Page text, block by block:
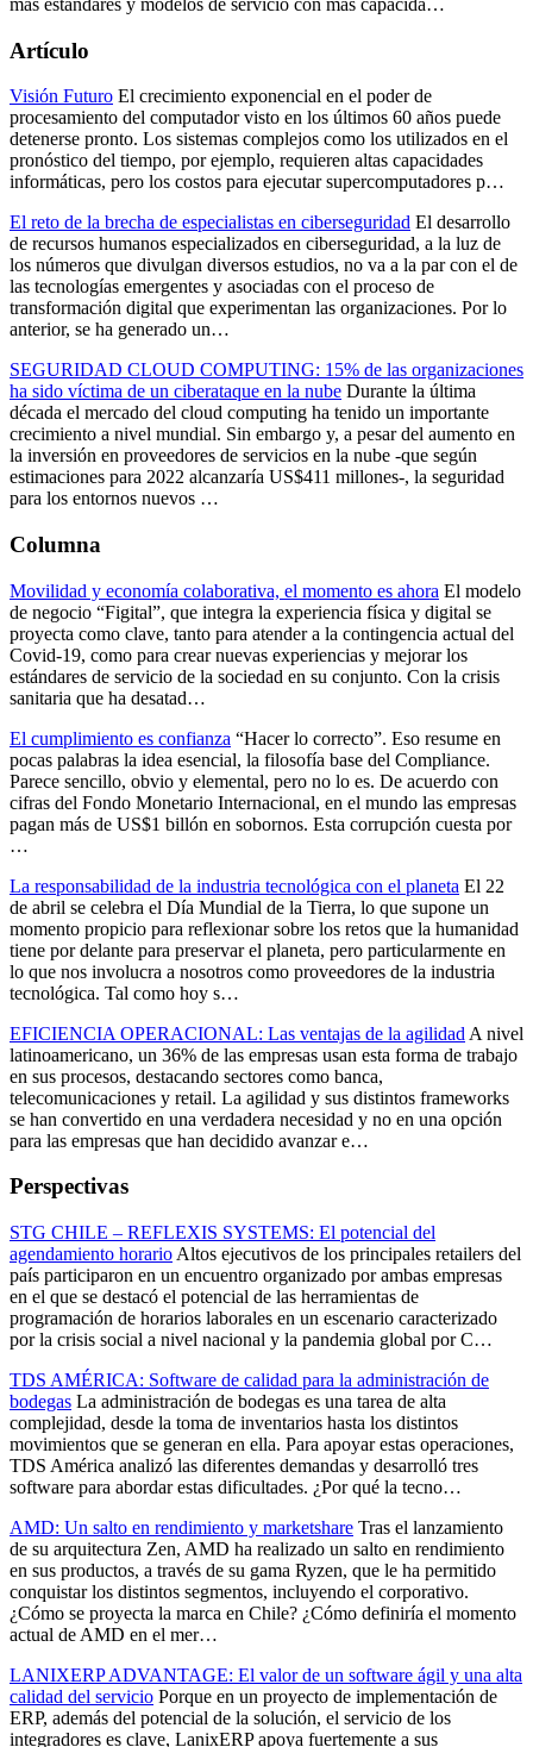
Artículo
Visión Futuro El crecimiento exponencial en el poder de
procesamiento del computador visto en los últimos 60 años puede
detenerse pronto. Los sistemas complejos como los utilizados en el
pronóstico del tiempo, por ejemplo, requieren altas capacidades
informáticas, pero los costos para ejecutar supercomputadores p…
El reto de la brecha de especialistas en ciberseguridad El desarrollo
de recursos humanos especializados en ciberseguridad, a la luz de
los números que divulgan diversos estudios, no va a la par con el de
las tecnologías emergentes y asociadas con el proceso de
transformación digital que experimentan las organizaciones. Por lo
anterior, se ha generado un…
SEGURIDAD CLOUD COMPUTING: 15% de las organizaciones
ha sido víctima de un ciberataque en la nube Durante la última
década el mercado del cloud computing ha tenido un importante
crecimiento a nivel mundial. Sin embargo y, a pesar del aumento en
la inversión en proveedores de servicios en la nube -que según
estimaciones para 2022 alcanzaría US$411 millones-, la seguridad
para los entornos nuevos …
Columna
Movilidad y economía colaborativa, el momento es ahora El modelo
de negocio “Figital”, que integra la experiencia física y digital se
proyecta como clave, tanto para atender a la contingencia actual del
Covid-19, como para crear nuevas experiencias y mejorar los
estándares de servicio de la sociedad en su conjunto. Con la crisis
sanitaria que ha desatad…
El cumplimiento es confianza “Hacer lo correcto”. Eso resume en
pocas palabras la idea esencial, la filosofía base del Compliance.
Parece sencillo, obvio y elemental, pero no lo es. De acuerdo con
cifras del Fondo Monetario Internacional, en el mundo las empresas
pagan más de US$1 billón en sobornos. Esta corrupción cuesta por
…
La responsabilidad de la industria tecnológica con el planeta El 22
de abril se celebra el Día Mundial de la Tierra, lo que supone un
momento propicio para reflexionar sobre los retos que la humanidad
tiene por delante para preservar el planeta, pero particularmente en
lo que nos involucra a nosotros como proveedores de la industria
tecnológica. Tal como hoy s…
EFICIENCIA OPERACIONAL: Las ventajas de la agilidad A nivel
latinoamericano, un 36% de las empresas usan esta forma de trabajo
en sus procesos, destacando sectores como banca,
telecomunicaciones y retail. La agilidad y sus distintos frameworks
se han convertido en una verdadera necesidad y no en una opción
para las empresas que han decidido avanzar e…
Perspectivas
STG CHILE – REFLEXIS SYSTEMS: El potencial del
agendamiento horario Altos ejecutivos de los principales retailers del
país participaron en un encuentro organizado por ambas empresas
en el que se destacó el potencial de las herramientas de
programación de horarios laborales en un escenario caracterizado
por la crisis social a nivel nacional y la pandemia global por C…
TDS AMÉRICA: Software de calidad para la administración de
bodegas La administración de bodegas es una tarea de alta
complejidad, desde la toma de inventarios hasta los distintos
movimientos que se generan en ella. Para apoyar estas operaciones,
TDS América analizó las diferentes demandas y desarrolló tres
software para abordar estas dificultades. ¿Por qué la tecno…
AMD: Un salto en rendimiento y marketshare Tras el lanzamiento
de su arquitectura Zen, AMD ha realizado un salto en rendimiento
en sus productos, a través de su gama Ryzen, que le ha permitido
conquistar los distintos segmentos, incluyendo el corporativo.
¿Cómo se proyecta la marca en Chile? ¿Cómo definiría el momento
actual de AMD en el mer…
LANIXERP ADVANTAGE: El valor de un software ágil y una alta
calidad del servicio Porque en un proyecto de implementación de
ERP, además del potencial de la solución, el servicio de los
integradores es clave, LanixERP apoya fuertemente a sus